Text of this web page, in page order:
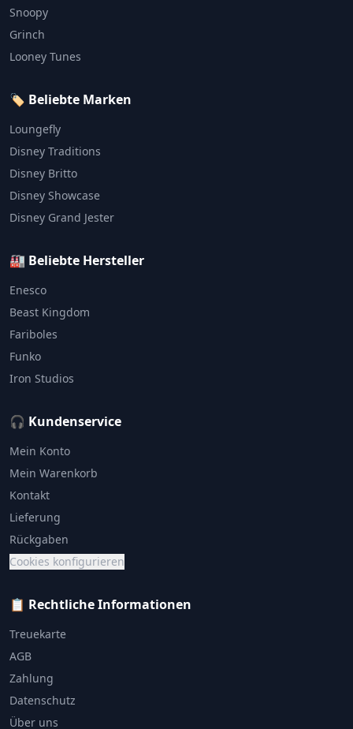
Snoopy
Grinch
Looney Tunes
🏷️ Beliebte Marken
Loungefly
Disney Traditions
Disney Britto
Disney Showcase
Disney Grand Jester
🏭 Beliebte Hersteller
Enesco
Beast Kingdom
Fariboles
Funko
Iron Studios
🎧 Kundenservice
Mein Konto
Mein Warenkorb
Kontakt
Lieferung
Rückgaben
Cookies konfigurieren
📋 Rechtliche Informationen
Treuekarte
AGB
Zahlung
Datenschutz
Über uns